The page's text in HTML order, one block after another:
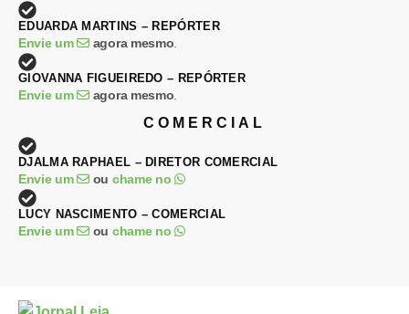
EDUARDA MARTINS – REPÓRTER
Envie um agora mesmo
GIOVANNA FIGUEIREDO – REPÓRTER
Envie um agora mesmo
COMERCIAL
DJALMA RAPHAEL – DIRETOR COMERCIAL
Envie um ou chame no
LUCY NASCIMENTO – COMERCIAL
Envie um ou chame no